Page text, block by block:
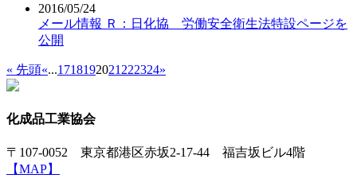
2016/05/24
メール情報 Ｒ：日化協 労働安全衛生法特設ページを
公開
« 先頭«...1718192021 222324»
化成品工業協会
〒107-0052 東京都港区赤坂2-17-44 福吉坂ビル4階
【MAP】